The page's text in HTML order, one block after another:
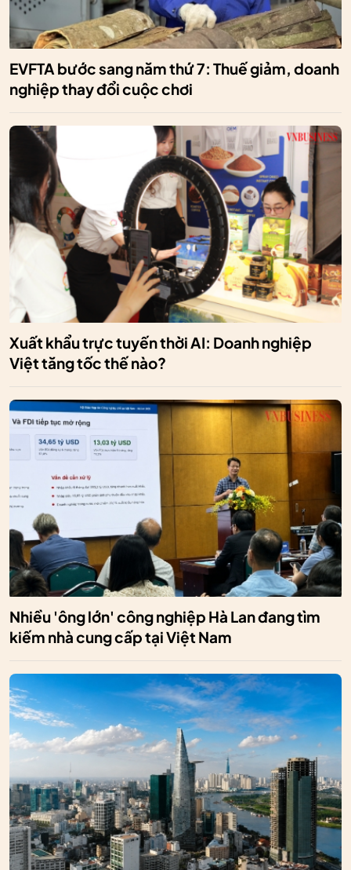
EVFTA bước sang năm thứ 7: Thuế giảm, doanh
nghiệp thay đổi cuộc chơi
Xuất khẩu trực tuyến thời AI: Doanh nghiệp
Việt tăng tốc thế nào?
Nhiều 'ông lớn' công nghiệp Hà Lan đang tìm
kiếm nhà cung cấp tại Việt Nam